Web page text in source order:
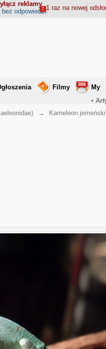
reklamy
1 raz na nowej
bez odpowiedzi
7
Filmy My
888
•
→ Kameleon